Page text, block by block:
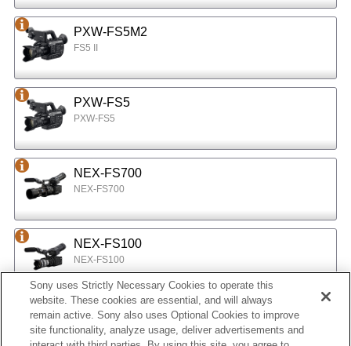
PXW-FS5M2
FS5 II
PXW-FS5
PXW-FS5
NEX-FS700
NEX-FS700
NEX-FS100
NEX-FS100
NEX-EA50
NEX-EA50
Sony uses Strictly Necessary Cookies to operate this
website. These cookies are essential, and will always
remain active. Sony also uses Optional Cookies to improve
site functionality, analyze usage, deliver advertisements and